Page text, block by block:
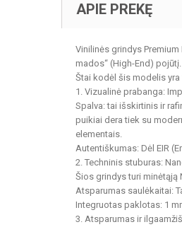
APIE PREKĘ
Vinilinės grindys
mados“ (High-End) pojūtį.
Štai kodėl šis modelis yra
1. Vizualinė prabanga:
Spalva: tai išskirtinis ir
puikiai dera tiek su
elementais.
Autentiškumas: Dėl EIR
2. Techninis stuburas:
Šios grindys turi minėtąją
Atsparumas saulėkaitai:
Integruotas paklotas: 1
3. Atsparumas ir